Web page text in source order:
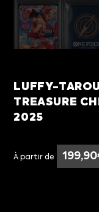
LUFFY-
TREASURE
2025
À partir de 199,90